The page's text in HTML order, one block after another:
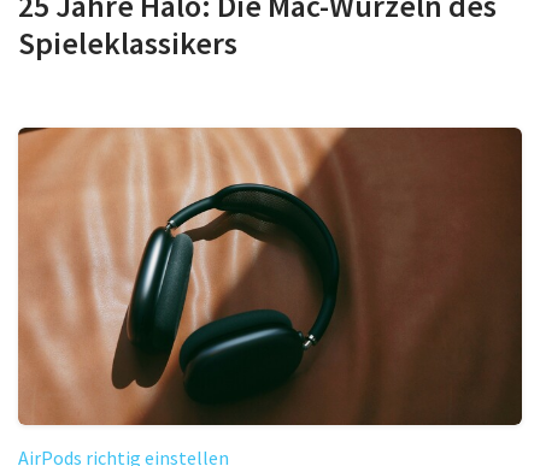
Spieleklassikers
AirPods richtig einstellen